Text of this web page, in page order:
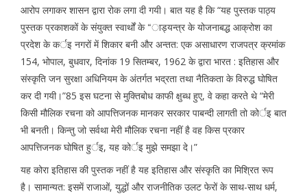
आरोप लगाकर शासन द्वारा रोक लगा दी गयी। बात यह है कि “यह पुस्तक पाठ्य
पुस्तक प्रकाशकों के संयुक्त स्वार्थों के “ाड्यन्त्र के योजनाबद्ध आक्रोश का
प्रदेश के कर्इ नगरों में शिकार बनी और अन्तत: एक असाधारण राजपत्र क्रमांक
154, भोपाल, बुधवार, दिनांक 19 सितम्बर, 1962 के द्वारा भारत : इतिहास और
संस्कृति जन सुरक्षा अधिनियम के अंतर्गत भद्रता तथा नैतिकता के विरुद्ध घोषित
कर दी गयी।”85 इस घटना से मुक्तिबोध काफी क्षुब्ध हुए, वे कहा करते थे “मेरी
किसी मौलिक रचना को आपत्तिजनक मानकर सरकार पाबन्दी लागती तो कोर्इ बात
भी बनती। किन्तु जो सर्वथा मेरी मौलिक रचना नहीं है वह किस प्रकार
आपत्तिजनक घोषित हुर्इ, यह कोर्इ मुझे समझा दे।”
यह कोरा इतिहास की पुस्तक नहीं है यह इतिहास और संस्कृति का मिश्रित रूप
है। सामान्यत: इसमें राजाओं, युद्धों और राजनीतिक उलट फेरों के साथ-साथ धर्म,